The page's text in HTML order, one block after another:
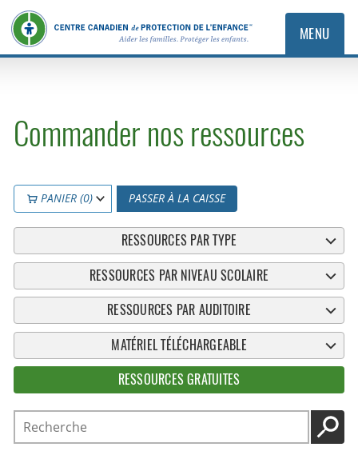
MENU
Commander nos ressources
PANIER (0) PASSER À LA CAISSE
RESSOURCES PAR TYPE
RESSOURCES PAR NIVEAU SCOLAIRE
RESSOURCES PAR AUDITOIRE
MATÉRIEL TÉLÉCHARGEABLE
RESSOURCES GRATUITES
Recherche